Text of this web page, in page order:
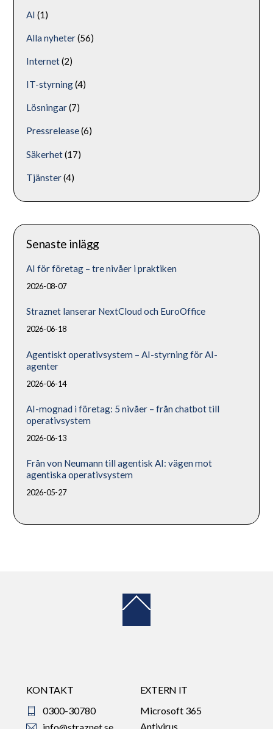
AI (1)
Alla nyheter(56)
Internet(2)
IT-styrning(4)
Lösningar(7)
Pressrelease(6)
Säkerhet(17)
Tjänster(4)
Senaste inlägg
AI för företag – tre nivåer i praktiken
2026-08-07
Straznet lanserar NextCloud och EuroOffice
2026-06-18
Agentiskt operativsystem – AI-styrning för AI-
agenter
2026-06-14
AI-mognad i företag: 5 nivåer – från chatbot till
operativsystem
2026-06-13
Från von Neumann till agentisk AI: vägen mot
agentiska operativsystem
2026-05-27
To
KONTAKT
0300-30780
EXTERN IT
Microsoft 365
Antivirus